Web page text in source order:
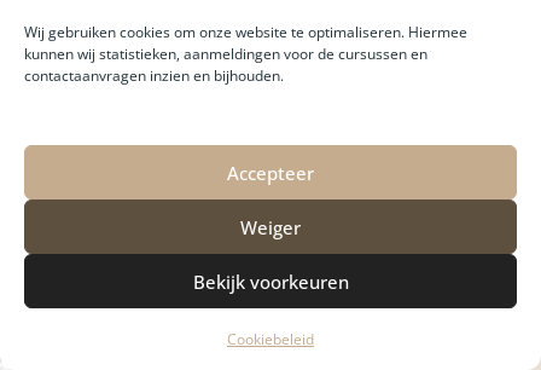
Wij gebruiken cookies om onze website te optimaliseren. Hiermee
kunnen wij statistieken, aanmeldingen voor de cursussen en
contactaanvragen inzien en bijhouden.
Accepteer
Weiger
Bekijk voorkeuren
Cookiebeleid